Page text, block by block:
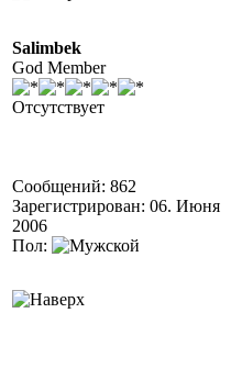
Salimbek
God Member
Отсутствует
Сообщений: 862
Зарегистрирован: 06. Июня
2006
Пол: